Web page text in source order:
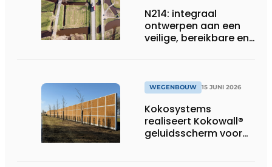
N214: integraal
ontwerpen aan een
veilige, bereikbare en
WEGENBOUW 15 JUNI 2026
Kokosystems
realiseert Kokowall®
geluidsscherm voor